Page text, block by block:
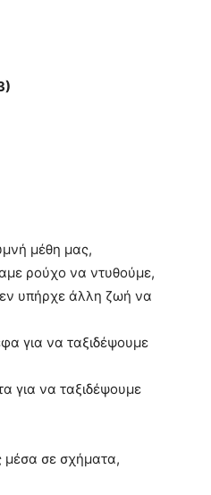
μέθη μας,
ρούχο να ντυθούμε,
υπήρχε άλλη ζωή να
για να ταξιδέψουμε
για να ταξιδέψουμε
μέσα σε σχήματα,